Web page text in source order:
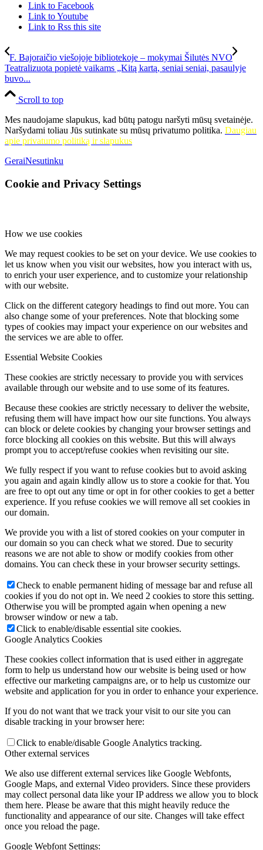
Link to Facebook
Link to Youtube
Link to Rss this site
F. Bajoraičio viešojoje bibliotekoje – mokymai Šilutės NVO
Teatralizuota popietė vaikams „Kitą kartą, seniai seniai, pasaulyje
buvo...
Scroll to top
Mes naudojame slapukus, kad būtų patogu naršyti mūsų svetainėje.
Naršydami toliau Jūs sutinkate su mūsų privatumo politika. Daugiau
apie privatumo politiką ir slapukus
GeraiNesutinku
Cookie and Privacy Settings
How we use cookies
We may request cookies to be set on your device. We use cookies to
let us know when you visit our websites, how you interact with us,
to enrich your user experience, and to customize your relationship
with our website.
Click on the different category headings to find out more. You can
also change some of your preferences. Note that blocking some
types of cookies may impact your experience on our websites and
the services we are able to offer.
Essential Website Cookies
These cookies are strictly necessary to provide you with services
available through our website and to use some of its features.
Because these cookies are strictly necessary to deliver the website,
refusing them will have impact how our site functions. You always
can block or delete cookies by changing your browser settings and
force blocking all cookies on this website. But this will always
prompt you to accept/refuse cookies when revisiting our site.
We fully respect if you want to refuse cookies but to avoid asking
you again and again kindly allow us to store a cookie for that. You
are free to opt out any time or opt in for other cookies to get a better
experience. If you refuse cookies we will remove all set cookies in
our domain.
We provide you with a list of stored cookies on your computer in
our domain so you can check what we stored. Due to security
reasons we are not able to show or modify cookies from other
domains. You can check these in your browser security settings.
Check to enable permanent hiding of message bar and refuse all
cookies if you do not opt in. We need 2 cookies to store this setting.
Otherwise you will be prompted again when opening a new
browser window or new a tab.
Click to enable/disable essential site cookies.
Google Analytics Cookies
These cookies collect information that is used either in aggregate
form to help us understand how our website is being used or how
effective our marketing campaigns are, or to help us customize our
website and application for you in order to enhance your experience.
If you do not want that we track your visit to our site you can
disable tracking in your browser here:
Click to enable/disable Google Analytics tracking.
Other external services
We also use different external services like Google Webfonts,
Google Maps, and external Video providers. Since these providers
may collect personal data like your IP address we allow you to block
them here. Please be aware that this might heavily reduce the
functionality and appearance of our site. Changes will take effect
once you reload the page.
Google Webfont Settings: